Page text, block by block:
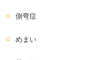
側弯症
めまい